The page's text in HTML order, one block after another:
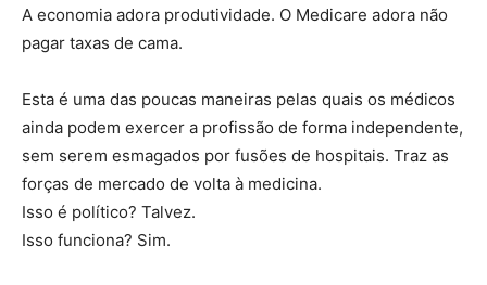
A economia adora produtividade. O Medicare adora não
pagar taxas de cama.
Esta é uma das poucas maneiras pelas quais os médicos
ainda podem exercer a profissão de forma independente,
sem serem esmagados por fusões de hospitais. Traz as
forças de mercado de volta à medicina.
Isso é político? Talvez.
Isso funciona? Sim.